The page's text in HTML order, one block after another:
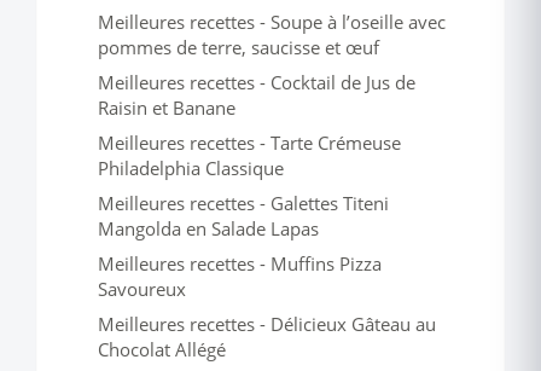
Meilleures recettes - Soupe à l’oseille avec
pommes de terre, saucisse et œuf
Meilleures recettes - Cocktail de Jus de
Raisin et Banane
Meilleures recettes - Tarte Crémeuse
Philadelphia Classique
Meilleures recettes - Galettes Titeni
Mangolda en Salade Lapas
Meilleures recettes - Muffins Pizza
Savoureux
Meilleures recettes - Délicieux Gâteau au
Chocolat Allégé